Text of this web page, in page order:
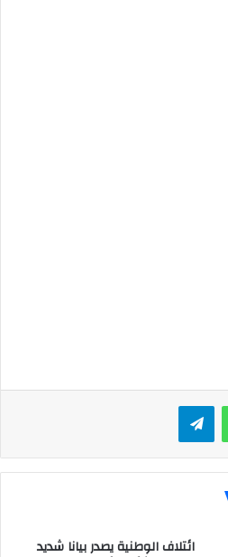
واتساب تيلقرام
ائتلاف الوطنية يصدر بيانا شديد